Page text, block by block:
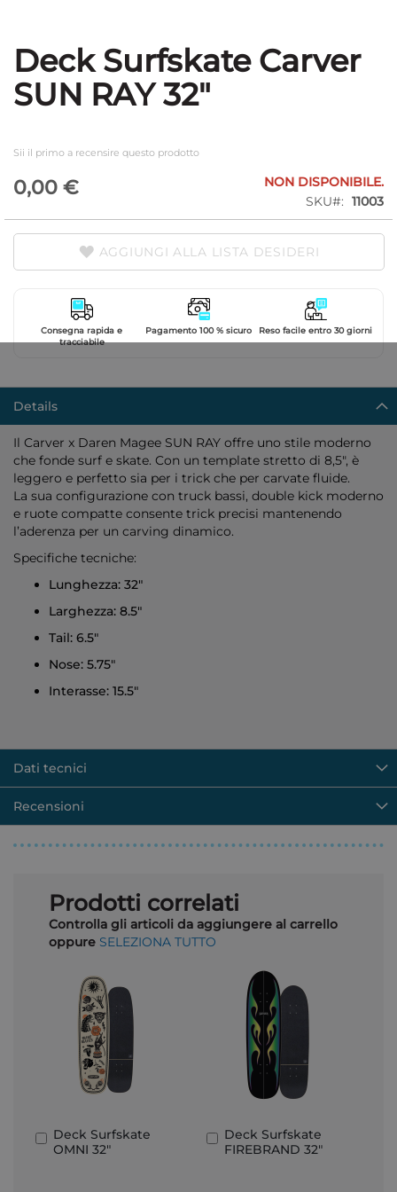
Vai
all'inizio
della
galleria
Deck Surfskate Carver
SUN RAY 32"
Sii il primo a recensire questo prodotto
0,00 €
NON DISPONIBILE.
SKU
11003
AGGIUNGI ALLA LISTA DESIDERI
Consegna rapida e
tracciabile
Pagamento 100 % sicuro Reso facile entro 30 giorni
Details
Il Carver x Daren Magee SUN RAY offre uno stile moderno
che fonde surf e skate. Con un template stretto di 8,5", è
leggero e perfetto sia per i trick che per carvate fluide.
La sua configurazione con truck bassi, double kick moderno
e ruote compatte consente trick precisi mantenendo
l’aderenza per un carving dinamico.
Specifiche tecniche:
Lunghezza: 32"
Larghezza: 8.5"
Tail: 6.5"
Nose: 5.75"
Interasse: 15.5"
Dati tecnici
Recensioni
Prodotti correlati
Controlla gli articoli da aggiungere al carrello
oppure SELEZIONA TUTTO
Deck Surfskate
OMNI 32"
Aggiungi
al
Deck Surfskate
FIREBRAND 32"
Aggiungi
al